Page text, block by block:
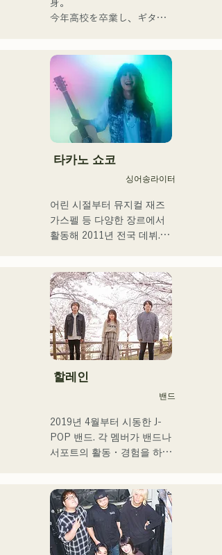
을 내걸고 활동하고 있다.
身。
今年高校を卒業し、ギター
行う傍ら、大胆な色彩感覚
を活かしたアート制作に励
む。枠に収まりきれないマ
ルチな表現スタイルを確立
するため、日々探求を続け
ている。現在はSNSを中心
に、自身の表現を発信中。
타카노 쇼코
싱어송라이터
어린 시절부터 뮤지컬 재즈
가스펠 등 다양한 장르에서
활동해 2011년 전국 데뷔.
어져 기업 CM송이나 영화
등에도 많이 종사한다.
2014년~2017년에는 도쿄를
거점으로 활동해, 포카리스
웨트의 TVCM송이나 후지
TV 「MUSIC FAIR」에서
모리야마 나오타로씨의 코러
2017년부터 거점을 후쿠오
카로 되돌려 자신의 활동에
더해 라디오 퍼스널리티, 보
좋은 가성과 탁월한 가창력
을 겸비한 차세대를 담당하
는 싱어송 라이터.
할레인
밴드
2019년 4월부터 시동한 J-
POP 밴드. 각 멤버가 밴드나
서포트의 활동・경험을 하고
CHiKa의 투명감 있는 목소
리, 등신대의 가사를 어딘가
그리운 멜로디에 올린 곡은
폭넓은 세대의 지지를 얻고